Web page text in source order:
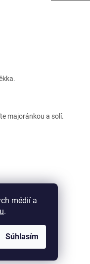
médií a
.
Súhlasím
majoránkou a solí.
ĎALŠÍ ČLÁNOK